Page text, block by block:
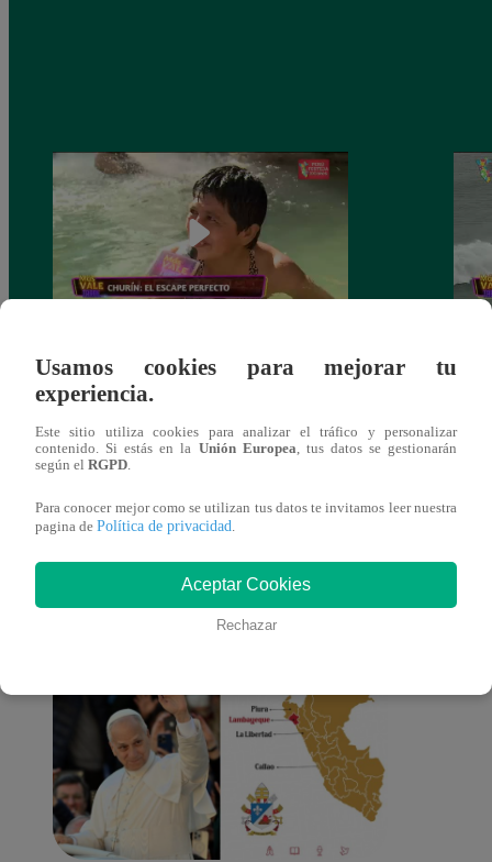
Más vale tarde – Jueves 29 de julio del
2021 – Programa completo
También te puede
interesar
Usamos cookies para mejorar tu
experiencia.
Este sitio utiliza cookies para analizar el tráfico y personalizar
contenido. Si estás en la Unión Europea , tus datos se gestionarán
según el RGPD
Para conocer mejor como se utilizan tus datos te invitamos leer nuestra
pagina de Política de privacidad
Aceptar Cookies
Rechazar